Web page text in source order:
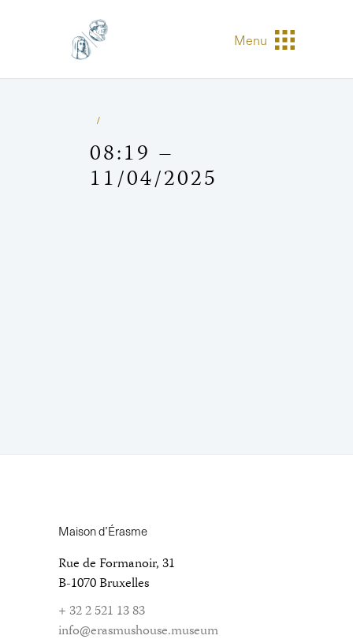
Menu
08:19 –
11/04/2025
Maison d’Érasme
Rue de Formanoir, 31
B-1070 Bruxelles
+ 32 2 521 13 83
info@erasmushouse.museum